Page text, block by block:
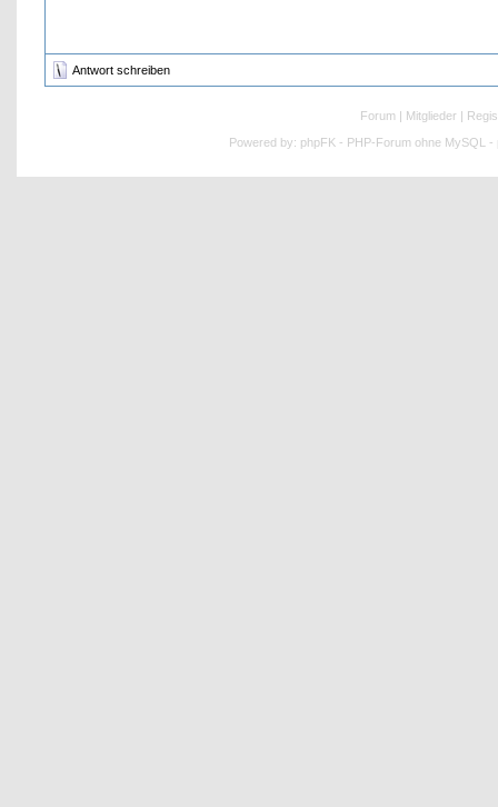
Antwort schreiben
Forum | Mitglieder |
Powered by: phpFK - PHP-Forum ohne MySQL -